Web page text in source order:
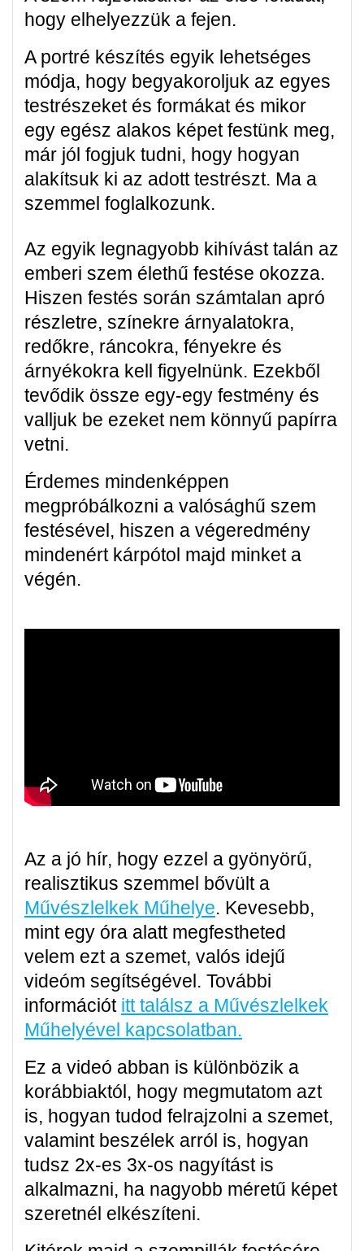
hogy elhelyezzük a fejen.
A portré készítés egyik lehetséges
módja, hogy begyakoroljuk az egyes
testrészeket és formákat és mikor
egy egész alakos képet festünk meg,
már jól fogjuk tudni, hogy hogyan
alakítsuk ki az adott testrészt. Ma a
szemmel foglalkozunk.
Az egyik legnagyobb kihívást talán az
emberi szem élethű festése okozza.
Hiszen festés során számtalan apró
részletre, színekre árnyalatokra,
redőkre, ráncokra, fényekre és
árnyékokra kell figyelnünk. Ezekből
tevődik össze egy-egy festmény és
valljuk be ezeket nem könnyű papírra
vetni.
Érdemes mindenképpen
megpróbálkozni a valósághű szem
festésével, hiszen a végeredmény
mindenért kárpótol majd minket a
végén.
Az a jó hír, hogy ezzel a gyönyörű,
realisztikus szemmel bővült a
Művészlelkek Műhelye. Kevesebb,
mint egy óra alatt megfestheted
velem ezt a szemet, valós idejű
videóm segítségével. További
információt itt találsz a Művészlelkek
Műhelyével kapcsolatban.
Ez a videó abban is különbözik a
korábbiaktól, hogy megmutatom azt
is, hogyan tudod felrajzolni a szemet,
valamint beszélek arról is, hogyan
tudsz 2x-es 3x-os nagyítást is
alkalmazni, ha nagyobb méretű képet
szeretnél elkészíteni.